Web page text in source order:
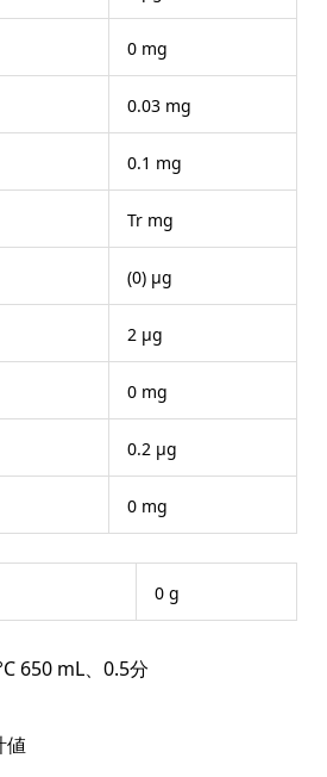
0 mg
0.03 mg
0.1 mg
Tr mg
(0) μg
2 μg
0 mg
0.2 μg
0 mg
0 g
650 mL、0.5分
値